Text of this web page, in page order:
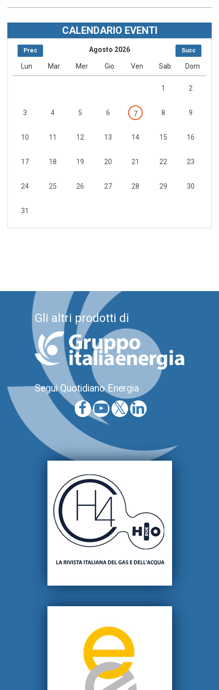
CALENDARIO EVENTI
Prec Succ
Agosto 2026
Lun Mar Mer Gio Ven Sab Dom
1 2
3 4 5 6 7 8 9
10 11 12 13 14 15 16
17 18 19 20 21 22 23
24 25 26 27 28 29 30
31
Gli altri prodotti di
Segui Quotidiano Energia